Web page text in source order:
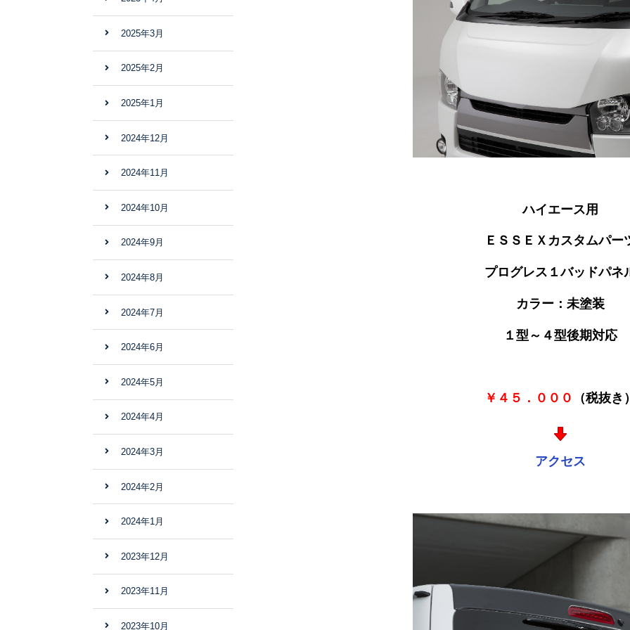
ハイエース用
ＥＳＳＥＸカスタムパー
プログレス１バッドパネ
カラー：未塗装
１型～４型後期対応
￥４５．０００ （税抜き
アクセス
2025年3月
2025年2月
2025年1月
2024年12月
2024年11月
2024年10月
2024年9月
2024年8月
2024年7月
2024年6月
2024年5月
2024年4月
2024年3月
2024年2月
2024年1月
2023年12月
2023年11月
2023年10月